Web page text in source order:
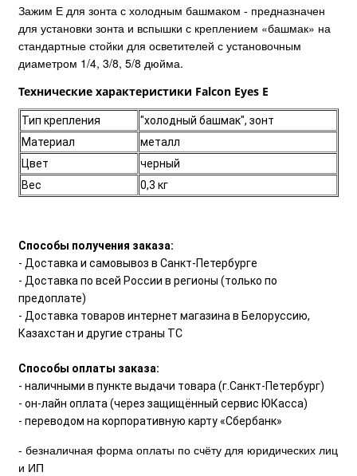
Зажим Е для зонта с холодным башмаком - предназначен
для установки зонта и вспышки с креплением «башмак» на
стандартные стойки для осветителей с установочным
диаметром 1/4, 3/8, 5/8 дюйма.
Технические характеристики Falcon Eyes E
Тип крепления
"холодный башмак", зонт
Материал
металл
Цвет
черный
Вес
0,3 кг
Способы получения заказа:
- Доставка и самовывоз в Санкт-Петербурге
- Доставка по всей России в регионы (только по
предоплате)
- Доставка товаров интернет магазина в Белоруссию,
Казахстан и другие страны ТС
Способы оплаты заказа:
- наличными в пункте выдачи товара (г.Санкт-Петербург)
- он-лайн оплата (через защищённый сервис ЮКасса)
- переводом на корпоративную карту «Сбербанк»
- безналичная форма оплаты по счёту для юридических лиц
и ИП